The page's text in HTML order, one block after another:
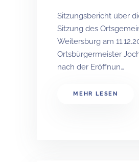
Sitzungsbericht über
Sitzung des
Weitersburg am
Ortsbürgermeister
nach der Eröffnun…
MEHR LESEN